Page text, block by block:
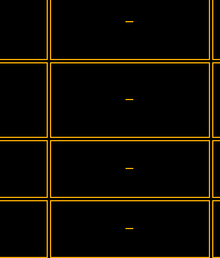
-
-
-
-